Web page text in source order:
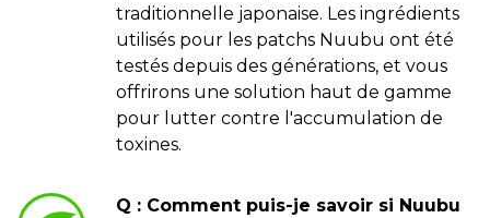
traditionnelle japonaise. Les ingrédients
utilisés pour les patchs Nuubu ont été
testés depuis des générations, et vous
offrirons une solution haut de gamme
pour lutter contre l'accumulation de
toxines.
Q : Comment puis-je savoir si Nuubu